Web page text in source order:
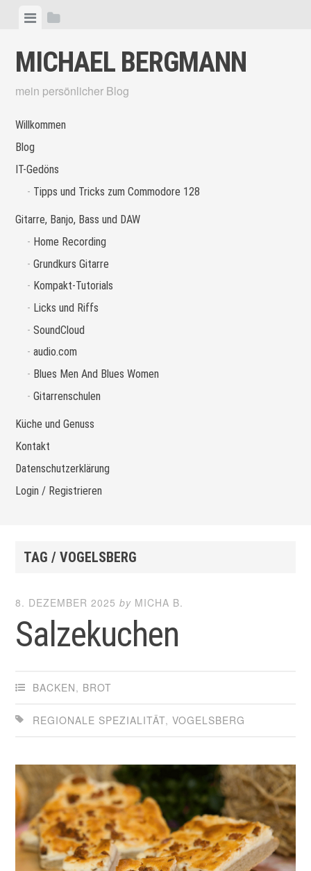
Skip
content
ViewView
MICHAEL BERGMANN
mein persönlicher Blog
Willkommen
Blog
IT-Gedöns
Tipps und Tricks zum Commodore 128
Gitarre, Banjo, Bass und DAW
Home Recording
Grundkurs Gitarre
Kompakt-Tutorials
Licks und Riffs
SoundCloud
audio.com
Blues Men And Blues Women
Gitarrenschulen
Küche und Genuss
Kontakt
Datenschutzerklärung
Login / Registrieren
TAG / VOGELSBERG
8. DEZEMBER 2025 by MICHA B.
Salzekuchen
BACKEN, BROT
REGIONALE SPEZIALITÄT,VOGELSBERG